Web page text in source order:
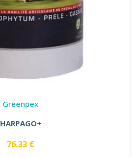
Greenpex
HARPAGO+
76.33 €